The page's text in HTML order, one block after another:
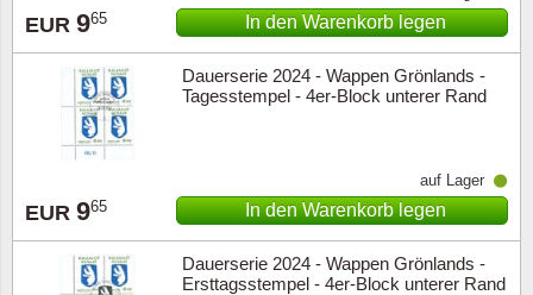
EUR 965 In den Warenkorb legen
Dauerserie 2024 - Wappen Grönlands -
Tagesstempel - 4er-Block unterer Rand
EUR 965
auf Lager
In den Warenkorb legen
Dauerserie 2024 - Wappen Grönlands -
Ersttagsstempel - 4er-Block unterer Rand